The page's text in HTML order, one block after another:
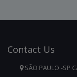
Contact Us
SÃO PAULO -SP